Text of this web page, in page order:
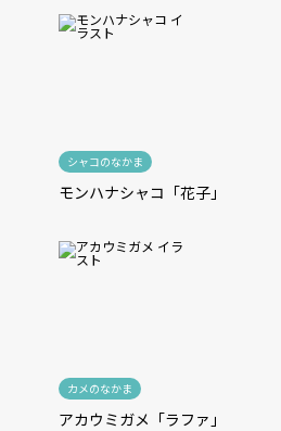
シャコのなかま
モンハナシャコ「花子」
カメのなかま
アカウミガメ「ラファ」